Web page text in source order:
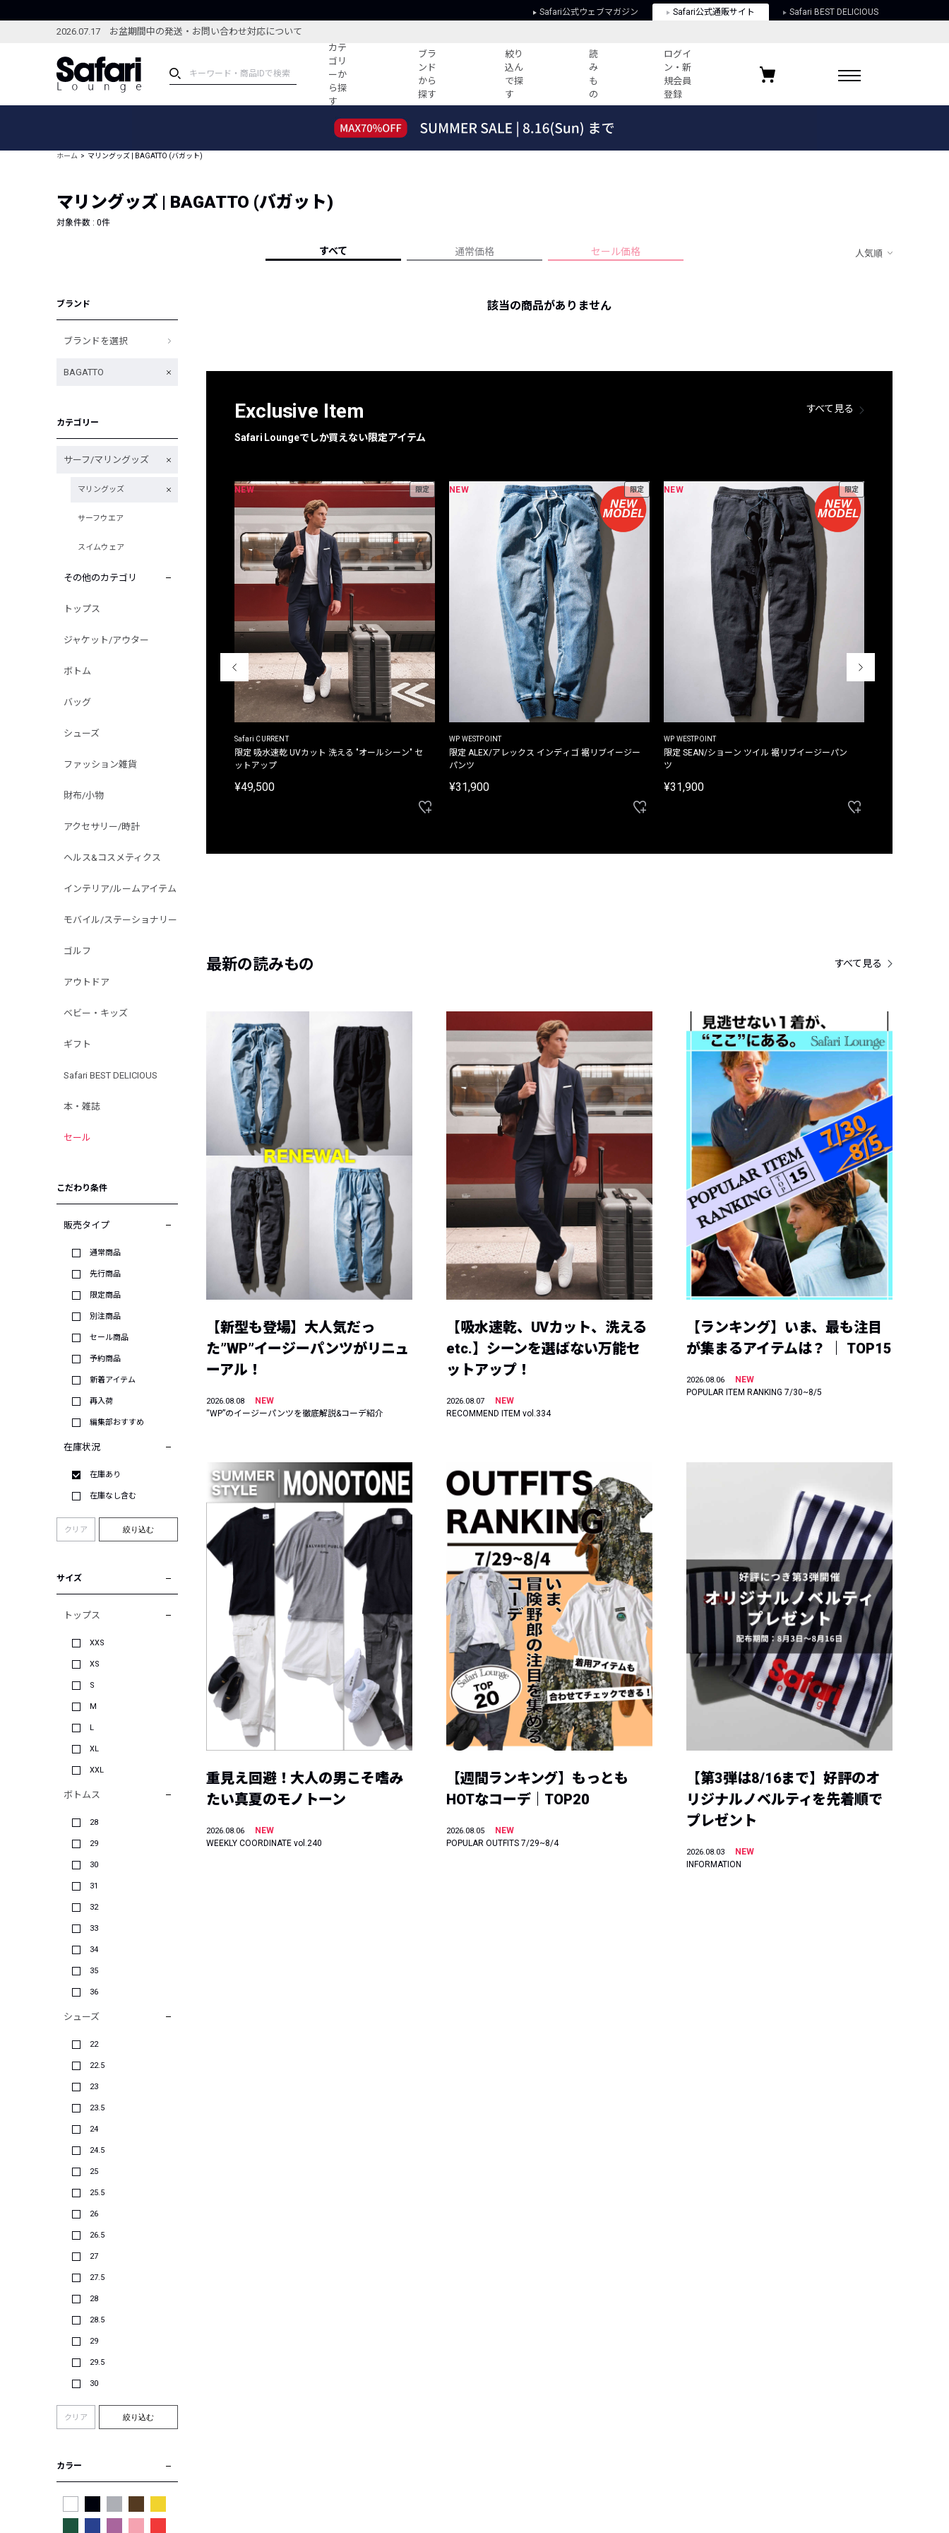
Safari公式ウェブマガジン Safari公式通販サイト Safari BEST DELICIOUS
2026.07.17 お盆期間中の発送・お問い合わせ対応について
カテ
ゴリ
ーか
ら探
す
ブラ
ンド
から
探す
絞り
込ん
で探
す
読
み
も
の
ログイ
ン・新
規会員
登録
ブランドから探す
新着アイテム
編集部のおすすめアイテム
コーディネート
すべての記事
人気記事ランキング
フォーカスブランド
プライバシーポリシー
お気に入りブランド
ホーム マリングッズ | BAGATTO (バガット)
マリングッズ | BAGATTO (バガット)
対象件数 : 0件
すべて 通常価格 セール価格 人気順
ブランド
ブランドを選択
BAGATTO
カテゴリー
サーフ/マリングッズ
マリングッズ
サーフウエア
スイムウェア
その他のカテゴリ
トップス
ジャケット/アウター
ボトム
バッグ
シューズ
ファッション雑貨
財布/小物
アクセサリー/時計
ヘルス&コスメティクス
インテリア/ルームアイテム
モバイル/ステーショナリー
ゴルフ
アウトドア
ベビー・キッズ
ギフト
Safari BEST DELICIOUS
本・雑誌
セール
こだわり条件
販売タイプ
通常商品
先行商品
限定商品
別注商品
セール商品
予約商品
新着アイテム
再入荷
編集部おすすめ
在庫状況
在庫あり
在庫なし含む
クリア 絞り込む
サイズ
トップス
XXS
XS
S
M
L
XL
XXL
ボトムス
28
29
30
31
32
33
34
35
36
シューズ
22
22.5
23
23.5
24
24.5
25
25.5
26
26.5
27
27.5
28
28.5
29
29.5
30
クリア 絞り込む
カラー
該当の商品がありません
Exclusive Item
Safari Loungeでしか買えない限定アイテム
すべて見る
NEW 限定
Safari CURRENT
限定 吸水速乾 UVカット 洗える "オールシーン" セ
ットアップ
¥49,500
NEW 限定
WP WESTPOINT
限定 ALEX/アレックス インディゴ 裾リブイージー
パンツ
¥31,900
NEW 限定
WP WESTPOINT
限定 SEAN/ショーン ツイル 裾リブイージーパン
ツ
¥31,900
最新の読みもの すべて見る
【新型も登場】大人気だっ
た”WP”イージーパンツがリニュ
ーアル！
2026.08.08
NEW
“WP”のイージーパンツを徹底解説&コーデ紹介
【吸水速乾、UVカット、洗える
etc.】シーンを選ばない万能セ
ットアップ！
2026.08.07
NEW
RECOMMEND ITEM vol.334
【ランキング】いま、最も注目
が集まるアイテムは？ ｜ TOP15
2026.08.06
NEW
POPULAR ITEM RANKING 7/30~8/5
重見え回避！大人の男こそ嗜み
たい真夏のモノトーン
2026.08.06
NEW
WEEKLY COORDINATE vol.240
【週間ランキング】もっとも
HOTなコーデ｜TOP20
2026.08.05
NEW
POPULAR OUTFITS 7/29~8/4
【第3弾は8/16まで】好評のオ
リジナルノベルティを先着順で
プレゼント
2026.08.03
NEW
INFORMATION